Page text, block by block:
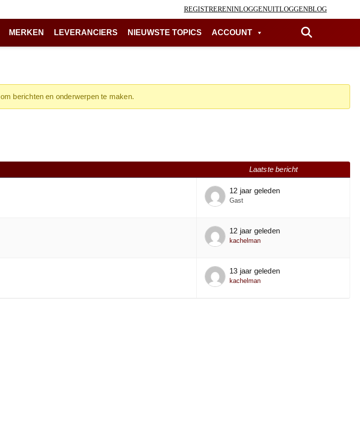
REGISTRERENINLOGGENUITLOGGENBLOG
MERKEN LEVERANCIERS NIEUWSTE TOPICS ACCOUNT
om berichten en onderwerpen te maken.
Laatste bericht
12 jaar geleden
Gast
12 jaar geleden
kachelman
13 jaar geleden
kachelman